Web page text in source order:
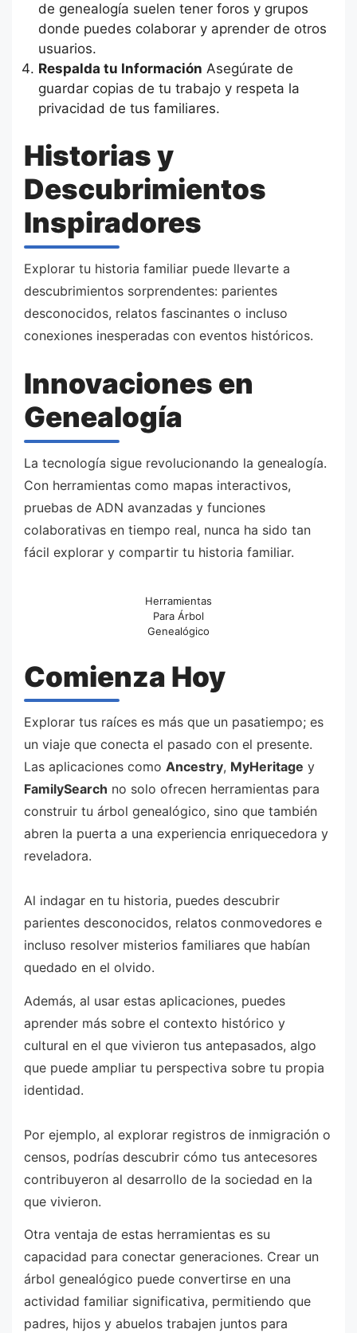
de genealogía suelen tener foros y grupos
donde puedes colaborar y aprender de otros
usuarios.
Respalda tu Información Asegúrate de
guardar copias de tu trabajo y respeta la
privacidad de tus familiares.
Historias y
Descubrimientos
Inspiradores
Explorar tu historia familiar puede llevarte a
descubrimientos sorprendentes: parientes
desconocidos, relatos fascinantes o incluso
conexiones inesperadas con eventos históricos.
Innovaciones en
Genealogía
La tecnología sigue revolucionando la genealogía.
Con herramientas como mapas interactivos,
pruebas de ADN avanzadas y funciones
colaborativas en tiempo real, nunca ha sido tan
fácil explorar y compartir tu historia familiar.
Herramientas
Para Árbol
Genealógico
Comienza Hoy
Explorar tus raíces es más que un pasatiempo; es
un viaje que conecta el pasado con el presente.
Las aplicaciones como Ancestry, MyHeritage y
FamilySearch no solo ofrecen herramientas para
construir tu árbol genealógico, sino que también
abren la puerta a una experiencia enriquecedora y
reveladora.
Al indagar en tu historia, puedes descubrir
parientes desconocidos, relatos conmovedores e
incluso resolver misterios familiares que habían
quedado en el olvido.
Además, al usar estas aplicaciones, puedes
aprender más sobre el contexto histórico y
cultural en el que vivieron tus antepasados, algo
que puede ampliar tu perspectiva sobre tu propia
identidad.
Por ejemplo, al explorar registros de inmigración o
censos, podrías descubrir cómo tus antecesores
contribuyeron al desarrollo de la sociedad en la
que vivieron.
Otra ventaja de estas herramientas es su
capacidad para conectar generaciones. Crear un
árbol genealógico puede convertirse en una
actividad familiar significativa, permitiendo que
padres, hijos y abuelos trabajen juntos para